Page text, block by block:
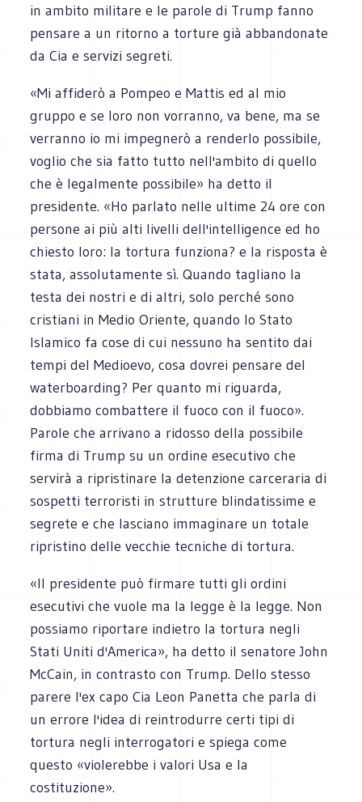
in ambito militare e le parole di Trump fanno
pensare a un ritorno a torture già abbandonate
da Cia e servizi segreti.
«Mi affiderò a Pompeo e Mattis ed al mio
gruppo e se loro non vorranno, va bene, ma se
verranno io mi impegnerò a renderlo possibile,
voglio che sia fatto tutto nell'ambito di quello
che è legalmente possibile» ha detto il
presidente. «Ho parlato nelle ultime 24 ore con
persone ai più alti livelli dell'intelligence ed ho
chiesto loro: la tortura funziona? e la risposta è
stata, assolutamente sì. Quando tagliano la
testa dei nostri e di altri, solo perché sono
cristiani in Medio Oriente, quando lo Stato
Islamico fa cose di cui nessuno ha sentito dai
tempi del Medioevo, cosa dovrei pensare del
waterboarding? Per quanto mi riguarda,
dobbiamo combattere il fuoco con il fuoco».
Parole che arrivano a ridosso della possibile
firma di Trump su un ordine esecutivo che
servirà a ripristinare la detenzione carceraria di
sospetti terroristi in strutture blindatissime e
segrete e che lasciano immaginare un totale
ripristino delle vecchie tecniche di tortura.
«Il presidente può firmare tutti gli ordini
esecutivi che vuole ma la legge è la legge. Non
possiamo riportare indietro la tortura negli
Stati Uniti d'America», ha detto il senatore John
McCain, in contrasto con Trump. Dello stesso
parere l'ex capo Cia Leon Panetta che parla di
un errore l'idea di reintrodurre certi tipi di
tortura negli interrogatori e spiega come
questo «violerebbe i valori Usa e la
costituzione».